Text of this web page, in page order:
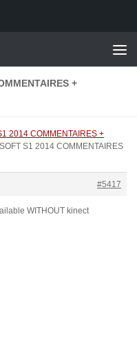
+
2014 COMMENTAIRES +
S1 2014 COMMENTAIRES
#5417
WITHOUT kinect